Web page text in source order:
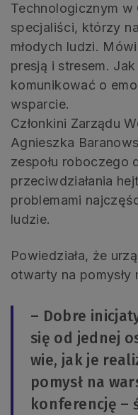
Technologicznym w
specjaliści, którzy
młodych ludzi.
presją i stresem.
komunikować o
wsparcie.
Członkini Zarządu
Agnieszka
zespołu roboczego
przeciwdziałania
problemami
ludzie.
Powiedziała, że
otwarty na pomysły
– Dobre
się od jednej
wie, jak je
pomysł na
konferencję –